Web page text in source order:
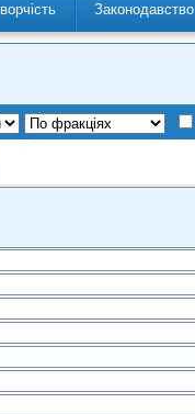
Законодавство